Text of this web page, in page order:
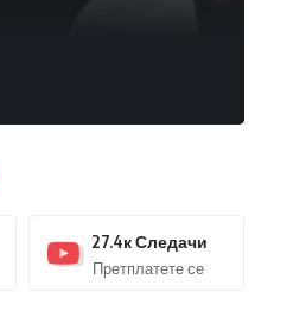
27.4кСледачи
Претплатете се